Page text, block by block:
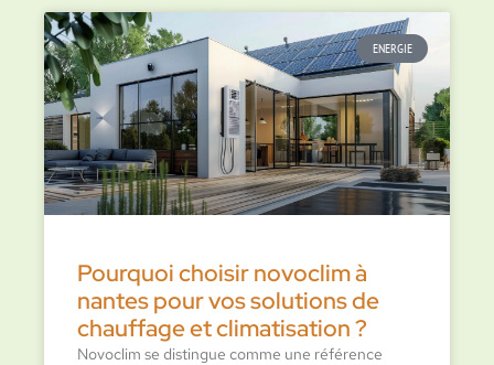
ENERGIE
Pourquoi choisir novoclim à
nantes pour vos solutions de
chauffage et climatisation ?
Novoclim se distingue comme une référence